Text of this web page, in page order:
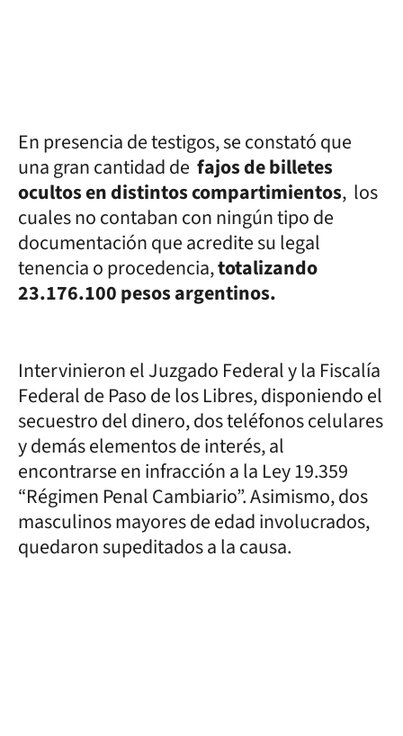
En presencia de testigos, se constató que
una gran cantidad de fajos de billetes
ocultos en distintos compartimientos, los
cuales no contaban con ningún tipo de
documentación que acredite su legal
tenencia o procedencia,totalizando
23.176.100 pesos argentinos.
Intervinieron el Juzgado Federal y la Fiscalía
Federal de Paso de los Libres, disponiendo el
secuestro del dinero, dos teléfonos celulares
y demás elementos de interés, al
encontrarse en infracción a la Ley 19.359
“Régimen Penal Cambiario”. Asimismo, dos
masculinos mayores de edad involucrados,
quedaron supeditados a la causa.